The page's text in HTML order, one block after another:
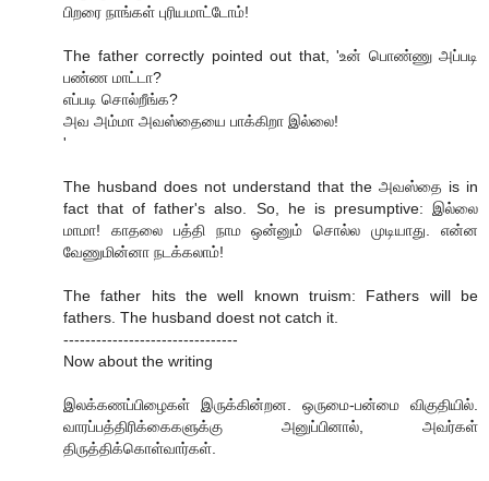
பிறரை நாங்கள் புரியமாட்டோம்!
The father correctly pointed out that, 'உன் பொண்ணு அப்படி
பண்ண மாட்டா?
எப்படி சொல்றீங்க?
அவ அம்மா அவஸ்தையை பாக்கிறா இல்லை!
'
The husband does not understand that the அவஸ்தை is in
fact that of father's also. So, he is presumptive: இல்லை
மாமா! காதலை பத்தி நாம ஒன்னும் சொல்ல முடியாது. என்ன
வேணுமின்னா நடக்கலாம்!
The father hits the well known truism: Fathers will be
fathers. The husband doest not catch it.
--------------------------------
Now about the writing
இலக்கணப்பிழைகள் இருக்கின்றன. ஒருமை-பன்மை விகுதியில்.
வாரப்பத்திரிக்கைகளுக்கு அனுப்பினால், அவர்கள்
திருத்திக்கொள்வார்கள்.